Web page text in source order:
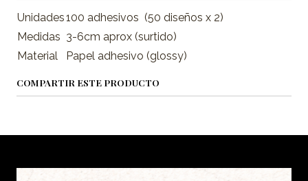
Unidades100 adhesivos (50 diseños x 2)
Medidas 3-6cm aprox (surtido)
Material
Papel adhesivo (glossy)
COMPARTIR ESTE PRODUCTO